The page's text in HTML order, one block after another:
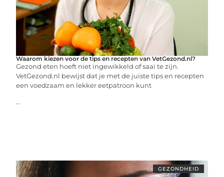
Waarom kiezen voor de tips en recepten van VetGezond.nl?
Gezond eten hoeft niet ingewikkeld of saai te zijn.
VetGezond.nl bewijst dat je met de juiste tips en recepten
een voedzaam en lekker eetpatroon kunt
...
GEZONDHEID